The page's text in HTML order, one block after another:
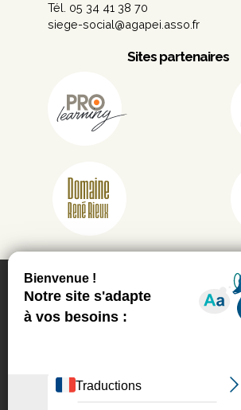
Tél. 05 34 41 38 70
siege-social@agapei.asso.fr
Sites partenaires
Ce site utilise les services de
vous proposer :
des vidéos, des publications et
des fonctionnalités de partage
sociaux.
Vous pouvez
refuser